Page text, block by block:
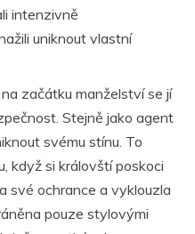
intenzivně
uniknout vlastní
začátku manželství se jí
Stejně jako agent
svému stínu. To
když si královští poskoci
své ochrance a vyklouzla
pouze stylovými